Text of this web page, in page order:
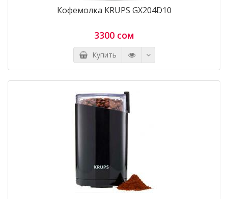
Кофемолка KRUPS GX204D10
3300 сом
Купить